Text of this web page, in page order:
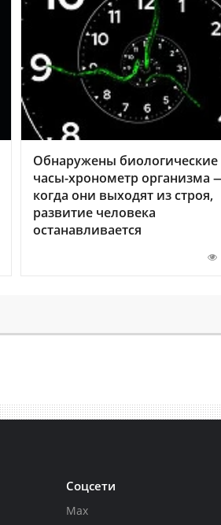
Обнаружены биологические
часы-хронометр организма
когда они выходят из строя,
развитие человека
останавливается
Соцсети
Max